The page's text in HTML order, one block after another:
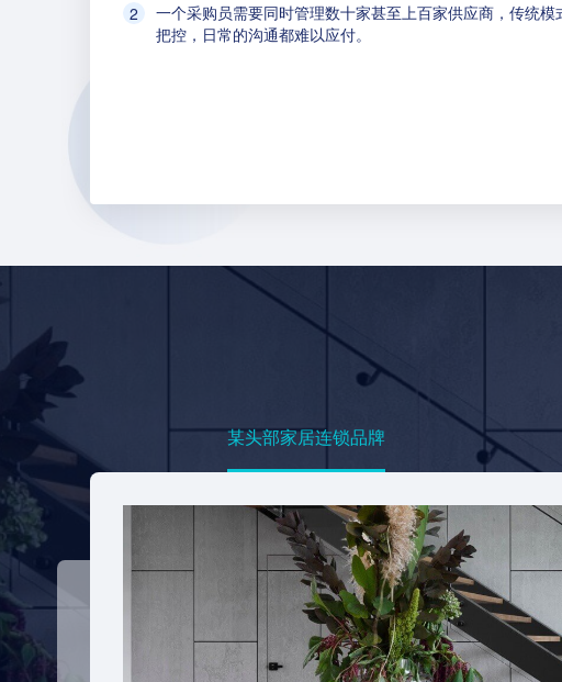
一个采购员需要同时管理数十家甚至上百家供应商，传统模
把控，日常的沟通都难以应付。
某头部家居连锁品牌